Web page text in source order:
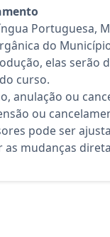
Portuguesa,
do
elas serão
curso.
anulação ou
ou
pode ser
mudanças